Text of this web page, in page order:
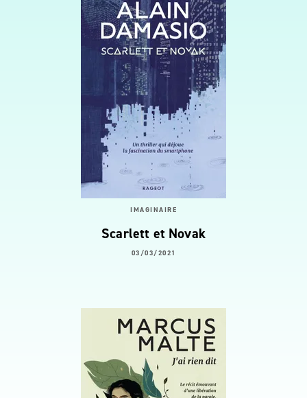
IMAGINAIRE
Scarlett et Novak
03/03/2021